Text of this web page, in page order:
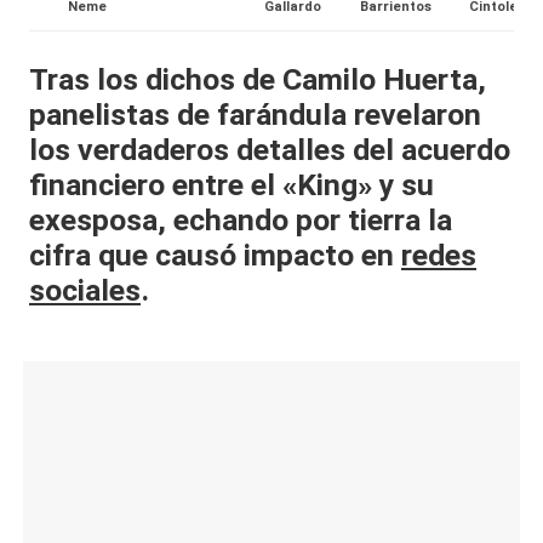
it
y
s,
T
V
y
Neme
Gallardo
Barrientos
Cintolesi
Tras los dichos de Camilo Huerta,
panelistas de farándula revelaron
los verdaderos detalles del acuerdo
financiero entre el «King» y su
exesposa, echando por tierra la
cifra que causó impacto en redes
sociales.